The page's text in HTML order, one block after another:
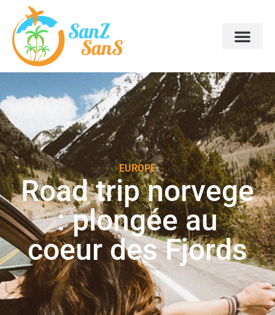
EUROPE
Road trip norvege
: plongée au
coeur des Fjords